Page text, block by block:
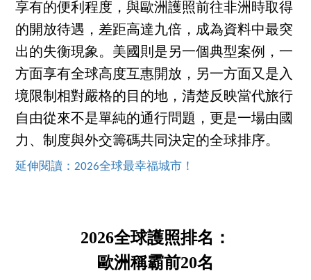
享有的便利程度，與歐洲護照前往非洲時取得
的開放待遇，差距高達九倍，成為資料中最突
出的失衡現象。美國則是另一個典型案例，一
方面享有全球高度互惠開放，另一方面又是入
境限制相對嚴格的目的地，清楚反映當代旅行
自由從來不是單純的通行問題，更是一場由國
力、制度與外交籌碼共同決定的全球排序。
延伸閱讀：2026全球最幸福城市！
2026全球護照排名：
歐洲稱霸前20名